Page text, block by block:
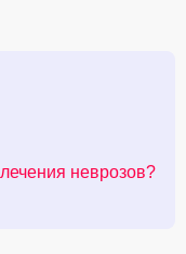
неврозов?